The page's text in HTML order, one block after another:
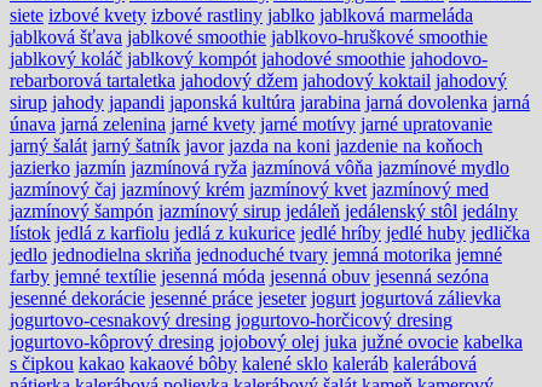
siete izbové kvety izbové rastliny jablko jablková marmeláda
jablková šťava jablkové smoothie jablkovo-hruškové smoothie
jablkový koláč jablkový kompót jahodové smoothie jahodovo-
rebarborová tartaletka jahodový džem jahodový koktail jahodový
sirup jahody japandi japonská kultúra jarabina jarná dovolenka jarná
únava jarná zelenina jarné kvety jarné motívy jarné upratovanie
jarný šalát jarný šatník javor jazda na koni jazdenie na koňoch
jazierko jazmín jazmínová ryža jazmínová vôňa jazmínové mydlo
jazmínový čaj jazmínový krém jazmínový kvet jazmínový med
jazmínový šampón jazmínový sirup jedáleň jedálenský stôl jedálny
lístok jedlá z karfiolu jedlá z kukurice jedlé hríby jedlé huby jedlička
jedlo jednodielna skriňa jednoduché tvary jemná motorika jemné
farby jemné textílie jesenná móda jesenná obuv jesenná sezóna
jesenné dekorácie jesenné práce jeseter jogurt jogurtová zálievka
jogurtovo-cesnakový dresing jogurtovo-horčicový dresing
jogurtovo-kôprový dresing jojobový olej juka južné ovocie kabelka
s čipkou kakao kakaové bôby kalené sklo kaleráb kalerábová